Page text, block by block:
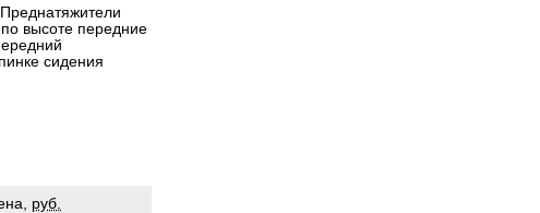
высоте передние
сидения
руб.